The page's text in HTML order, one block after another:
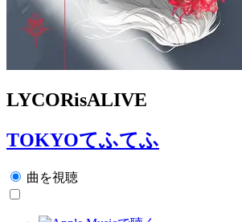
LYCORisALIVE
TOKYOてふてふ
曲を視聴